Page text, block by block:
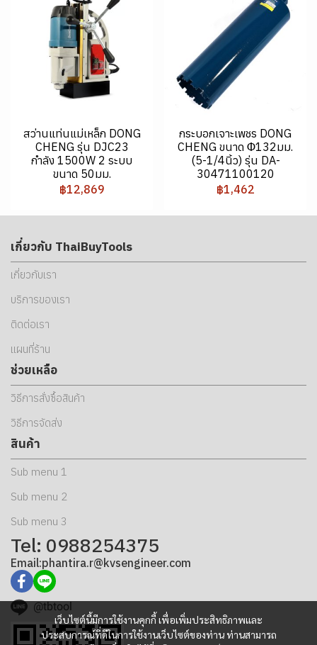
สว่านแท่นแม่เหล็ก DONG
CHENG รุ่น DJC23
กำลัง 1500W 2 ระบบ
ขนาด 50มม.
฿12,869
กระบอกเจาะเพชร DONG
CHENG ขนาด Φ132มม.
(5-1/4นิ้ว) รุ่น DA-
30471100120
฿1,462
เว็บไซต์นี้มีการใช้งานคุกกี้ เพื่อเพิ่มประสิทธิภาพและ
ประสบการณ์ที่ดีในการใช้งานเว็บไซต์ของท่าน ท่านสามารถ
เกี่ยวกับ ThaiBuyTools
เกี่ยวกับเรา
บริการของเรา
ติดต่อเรา
แผนที่ร้าน
ช่วยเหลือ
วิธีการสั่งซื้อสินค้า
วิธีการจัดส่ง
สินค้า
Sub menu 1
Sub menu 2
Sub menu 3
Tel: 0988254375
Email:phantira.r@kvsengineer.com
@tbtool